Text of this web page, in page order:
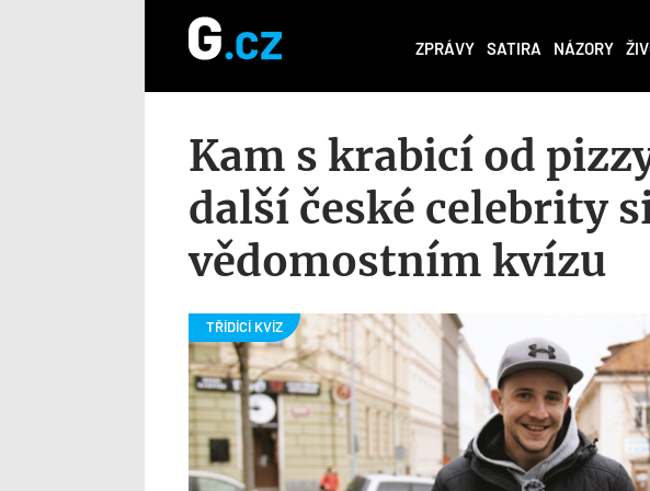
ZPRÁVY SATIRA NÁZORY
Kam s krabicí od
další české celebrity
vědomostním kvízu